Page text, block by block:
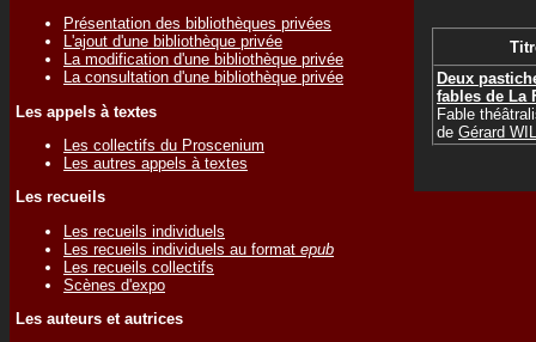
Présentation des bibliothèques privées
L'ajout d'une bibliothèque privée
La modification d'une bibliothèque privée
La consultation d'une bibliothèque privée
Les appels à textes
Les collectifs du Proscenium
Les autres appels à textes
Les recueils
Les recueils individuels
Les recueils individuels au format epub
Les recueils collectifs
Scènes d'expo
Les auteurs et autrices
Deux
fables de La
Fable
de Gérard